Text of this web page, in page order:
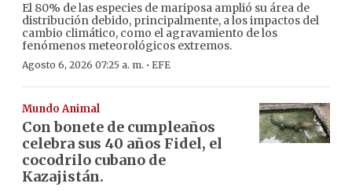
El 80% de las especies de mariposa amplió su área de
distribución debido, principalmente, a los impactos del
cambio climático, como el agravamiento de los
fenómenos meteorológicos extremos.
Agosto 6, 2026 07:25 a. m. · EFE
Mundo Animal
Con bonete de cumpleaños
celebra sus 40 años Fidel, el
cocodrilo cubano de
Kazajistán.